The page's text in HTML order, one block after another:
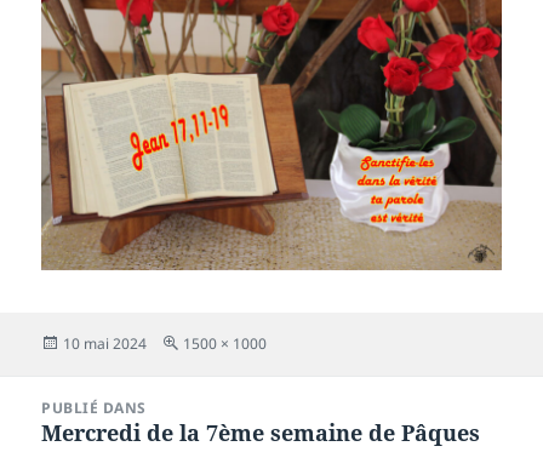
Publié
10 mai 2024
Taille
1500 × 1000
PUBLIÉ DANS
Mercredi de la 7ème semaine de Pâques